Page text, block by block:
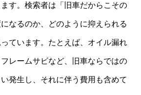
す。検索者は「旧車だからこその
なるのか、どのように抑えられる
ています。たとえば、オイル漏れ
レームサビなど、旧車ならではの
発生し、それに伴う費用も含めて